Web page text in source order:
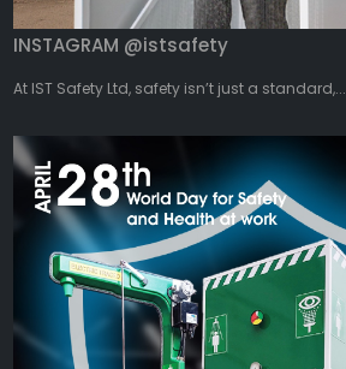
INSTAGRAM @istsafety
At IST Safety Ltd, safety isn’t just a standard,...